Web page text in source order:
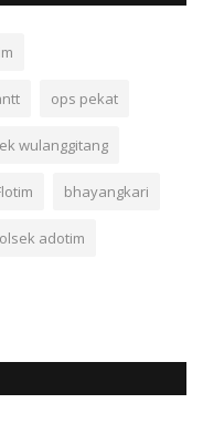
ops pekat
wulanggitang
bhayangkari
adotim